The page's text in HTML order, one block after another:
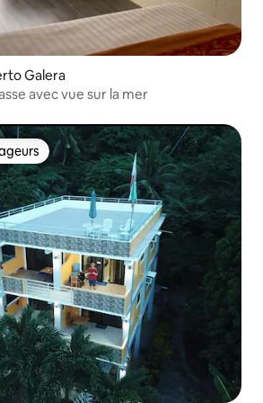
Galera
avec vue sur la mer